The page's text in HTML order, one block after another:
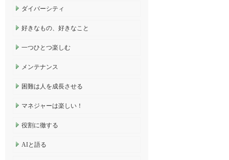
ダイバーシティ
好きなもの、好きなこと
一つひとつ楽しむ
メンテナンス
困難は人を成長させる
マネジャーは楽しい！
役割に徹する
AIと語る